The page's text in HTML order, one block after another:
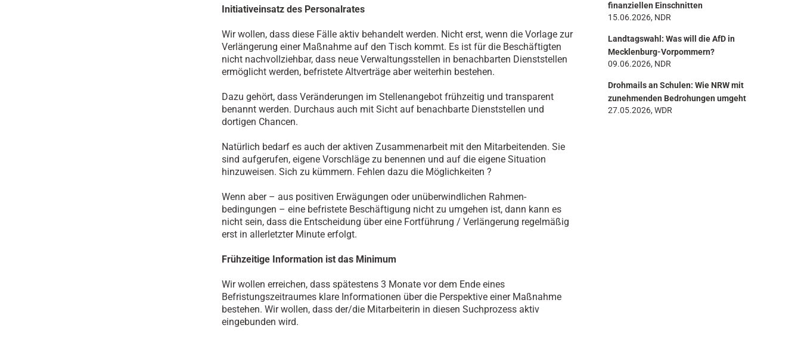
Initiativeinsatz des Personalrates
Wir wollen, dass diese Fälle aktiv behandelt werden. Nicht erst, wenn die Vorlage zur
Verlängerung einer Maßnahme auf den Tisch kommt. Es ist für die Beschäftigten
nicht nachvollziehbar, dass neue Verwaltungsstellen in benachbarten Dienststellen
ermöglicht werden, befristete Altverträge aber weiterhin bestehen.
Dazu gehört, dass Veränderungen im Stellenangebot frühzeitig und transparent
benannt werden. Durchaus auch mit Sicht auf benachbarte Dienststellen und
dortigen Chancen.
Natürlich bedarf es auch der aktiven Zusammenarbeit mit den Mitarbeitenden. Sie
sind aufgerufen, eigene Vorschläge zu benennen und auf die eigene Situation
hinzuweisen. Sich zu kümmern. Fehlen dazu die Möglichkeiten ?
Wenn aber – aus positiven Erwägungen oder unüberwindlichen Rahmen-
bedingungen – eine befristete Beschäftigung nicht zu umgehen ist, dann kann es
nicht sein, dass die Entscheidung über eine Fortführung / Verlängerung regelmäßig
erst in allerletzter Minute erfolgt.
Frühzeitige Information ist das Minimum
Wir wollen erreichen, dass spätestens 3 Monate vor dem Ende eines
Befristungszeitraumes klare Informationen über die Perspektive einer Maßnahme
bestehen. Wir wollen, dass der/die Mitarbeiterin in diesen Suchprozess aktiv
eingebunden wird.
finanziellen Einschnitten
15.06.2026, NDR
Landtagswahl: Was will die AfD in
Mecklenburg-Vorpommern?
09.06.2026, NDR
Drohmails an Schulen: Wie NRW mit
zunehmenden Bedrohungen umgeht
27.05.2026, WDR